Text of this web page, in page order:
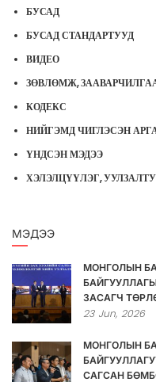
БУСАД
БУСАД СТАНДАРТУУД
ВИДЕО
ЗӨВЛӨМЖ,
КОДЕКС
НИЙГЭМД ЧИГЛЭСЭН
ҮНДСЭН МЭДЭЭ
ХЭЛЭЛЦҮҮЛЭГ,
МЭДЭЭ
МОНГОЛЫН
ЗАСАГЧ
23 Jun, 2026
МОНГОЛЫН
САГСАН